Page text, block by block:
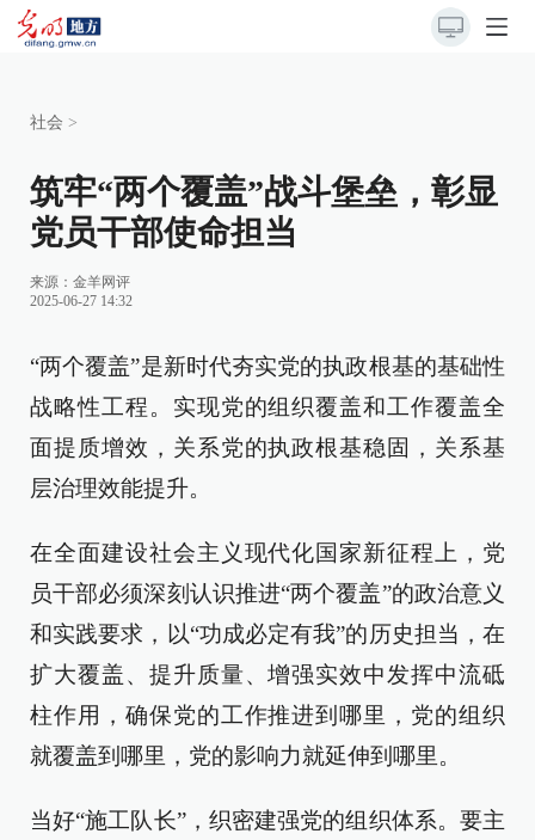
社会 >
筑牢“两个覆盖”战斗堡垒，彰显
党员干部使命担当
来源： 金羊网评
2025-06-27 14:32
“两个覆盖”是新时代夯实党的执政根基的基础性
战略性工程。实现党的组织覆盖和工作覆盖全
面提质增效，关系党的执政根基稳固，关系基
层治理效能提升。
在全面建设社会主义现代化国家新征程上，党
员干部必须深刻认识推进“两个覆盖”的政治意义
和实践要求，以“功成必定有我”的历史担当，在
扩大覆盖、提升质量、增强实效中发挥中流砥
柱作用，确保党的工作推进到哪里，党的组织
就覆盖到哪里，党的影响力就延伸到哪里。
当好“施工队长”，织密建强党的组织体系。要主